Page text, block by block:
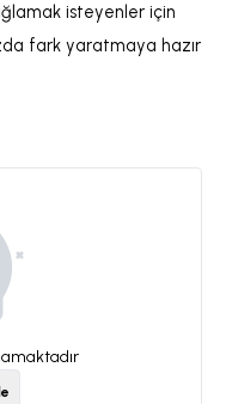
isteyenler için
fark yaratmaya hazır